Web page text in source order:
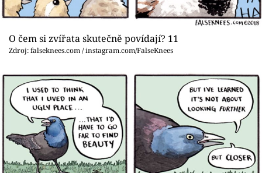
O čem si zvířata skutečně povídají? 11
Zdroj: falseknees.com / instagram.com/FalseKnees